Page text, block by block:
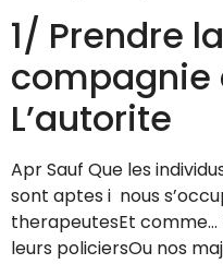
1/ Prendre
compagnie
L’autorite
Apr Sauf Que les
sont aptes i nous
therapeutesEt comme…
leurs policiersOu nos